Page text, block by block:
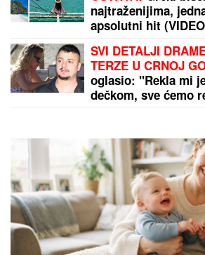
MUŠKARAC UBIO KOMŠIJU?!
Rašteli, oglasili se očajni
Pevačica deci ništa
imovine, u
sve dodelila državi:
svoje obećanje"
ANELI POKAZALA
DUBROVNIKU, TU
šta joj ćerka non-
otvoreno o suđenju
"Stanija je